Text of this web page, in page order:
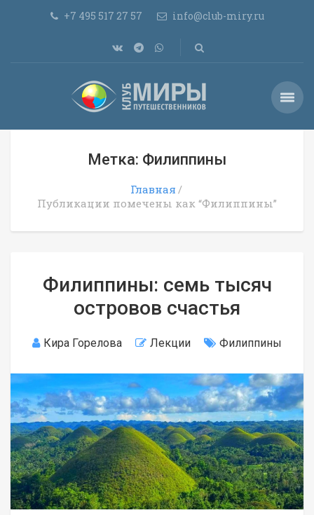
+7 495 517 27 57 info@club-miry.ru
Метка: Филиппины
Главная
Публикации помечены как “Филиппины”
Филиппины: семь тысяч
островов счастья
Кира Горелова Лекции Филиппины